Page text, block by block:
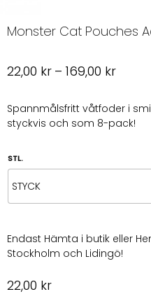
Monster Cat Pouches
22,00 kr – 169,00 kr
till
169,00
Spannmålsfritt våtfoder i
styckvis och som 8-pack!
STL.
Endast Hämta i butik eller
Stockholm och Lidingö!
22,00 kr